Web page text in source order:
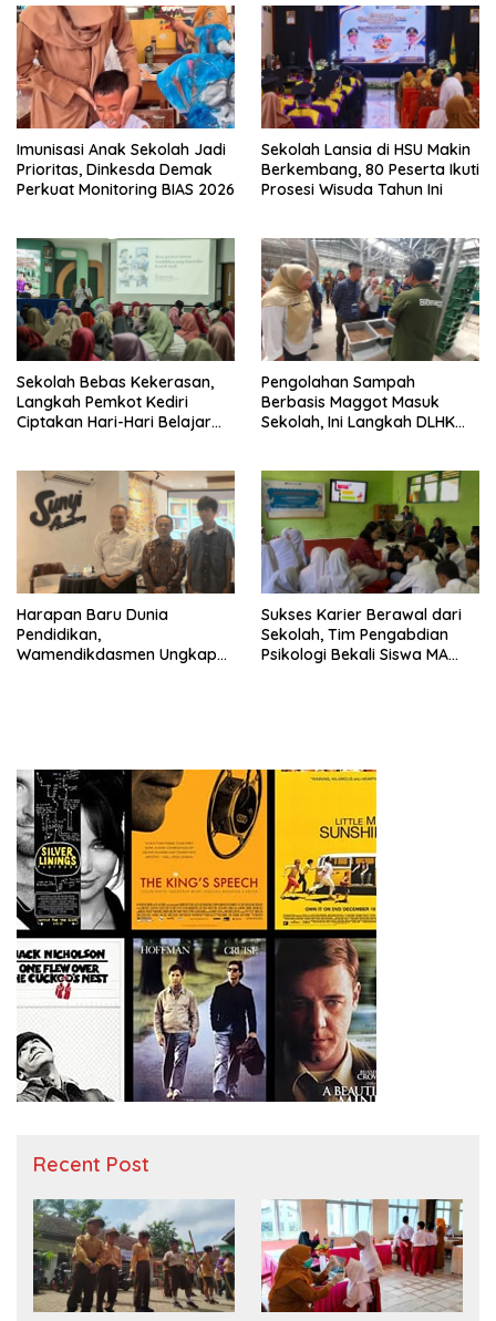
Imunisasi Anak Sekolah Jadi
Prioritas, Dinkesda Demak
Perkuat Monitoring BIAS 2026
Sekolah Lansia di HSU Makin
Berkembang, 80 Peserta Ikuti
Prosesi Wisuda Tahun Ini
Sekolah Bebas Kekerasan,
Langkah Pemkot Kediri
Ciptakan Hari-Hari Belajar
Pengolahan Sampah
Berbasis Maggot Masuk
Sekolah, Ini Langkah DLHK
Harapan Baru Dunia
Pendidikan,
Wamendikdasmen Ungkap
Sukses Karier Berawal dari
Sekolah, Tim Pengabdian
Psikologi Bekali Siswa MA
Recent Post